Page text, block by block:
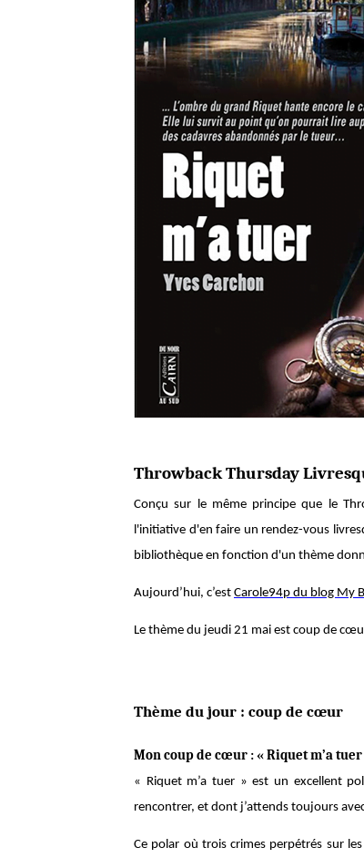
Throwback Thursday
Conçu sur le même principe que le
l'initiative d'en faire un rendez-vous
bibliothèque en fonction d'un thème
Aujourd’hui, c’est Carole94p du blog My
Le thème du jeudi 21 mai est coup de
Thème du jour : coup de cœur
Mon coup de cœur : « Riquet m’a tuer
« Riquet m’a tuer » est un excellent
rencontrer, et dont j’attends toujours
Ce polar où trois crimes perpétrés sur